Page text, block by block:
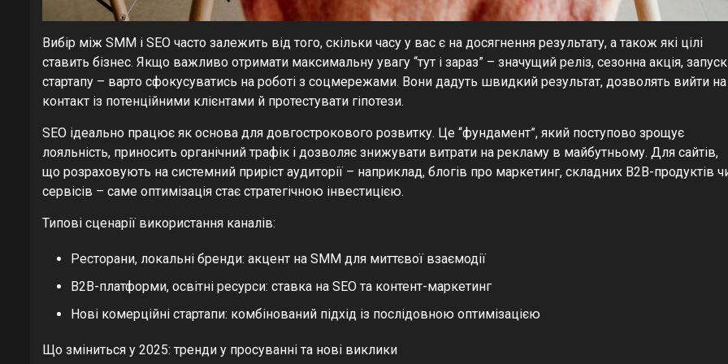
Вибір між SMM і SEO часто залежить від того, скільки часу у вас є на досягнення результату, а також які цілі
ставить бізнес. Якщо важливо отримати максимальну увагу “тут і зараз” – значущий реліз, сезонна акція, запуск
стартапу – варто сфокусуватись на роботі з соцмережами. Вони дадуть швидкий результат, дозволять вийти на
контакт із потенційними клієнтами й протестувати гіпотези.
SEO ідеально працює як основа для довгострокового розвитку. Це “фундамент”, який поступово зрощує
лояльність, приносить органічний трафік і дозволяє знижувати витрати на рекламу в майбутньому. Для сайтів,
що розраховують на системний приріст аудиторії – наприклад, блогів про маркетинг, складних B2B-продуктів
сервісів – саме оптимізація стає стратегічною інвестицією.
Типові сценарії використання каналів:
Ресторани, локальні бренди: акцент на SMM для миттєвої взаємодії
B2B-платформи, освітні ресурси: ставка на SEO та контент-маркетинг
Нові комерційні стартапи: комбінований підхід із послідовною оптимізацією
Що зміниться у 2025: тренди у просуванні та нові виклики